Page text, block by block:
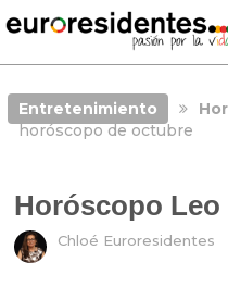
Entretenimiento
horóscopo de octubre
Horóscopo Leo
Chloé Euroresidentes